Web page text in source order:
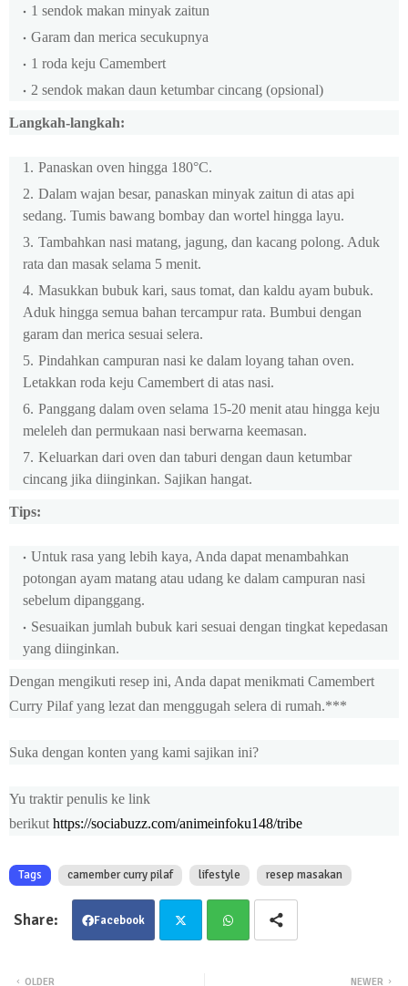
1 sendok makan minyak zaitun
Garam dan merica secukupnya
1 roda keju Camembert
2 sendok makan daun ketumbar cincang (opsional)
Langkah-langkah:
Panaskan oven hingga 180°C.
Dalam wajan besar, panaskan minyak zaitun di atas api
sedang. Tumis bawang bombay dan wortel hingga layu.
Tambahkan nasi matang, jagung, dan kacang polong. Aduk
rata dan masak selama 5 menit.
Masukkan bubuk kari, saus tomat, dan kaldu ayam bubuk.
Aduk hingga semua bahan tercampur rata. Bumbui dengan
garam dan merica sesuai selera.
Pindahkan campuran nasi ke dalam loyang tahan oven.
Letakkan roda keju Camembert di atas nasi.
Panggang dalam oven selama 15-20 menit atau hingga keju
meleleh dan permukaan nasi berwarna keemasan.
Keluarkan dari oven dan taburi dengan daun ketumbar
cincang jika diinginkan. Sajikan hangat.
Tips:
Untuk rasa yang lebih kaya, Anda dapat menambahkan
potongan ayam matang atau udang ke dalam campuran nasi
sebelum dipanggang.
Sesuaikan jumlah bubuk kari sesuai dengan tingkat kepedasan
yang diinginkan.
Dengan mengikuti resep ini, Anda dapat menikmati Camembert
Curry Pilaf yang lezat dan menggugah selera di rumah.***
Suka dengan konten yang kami sajikan ini?
Yu traktir penulis ke link
berikut https://sociabuzz.com/animeinfoku148/tribe
Tags camember curry pilaf lifestyle resep masakan
Facebook
NEWER
OLDER